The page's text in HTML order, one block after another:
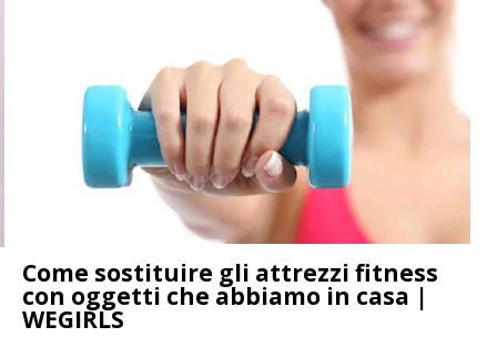
Come sostituire gli attrezzi fitness
con oggetti che abbiamo in casa |
WEGIRLS